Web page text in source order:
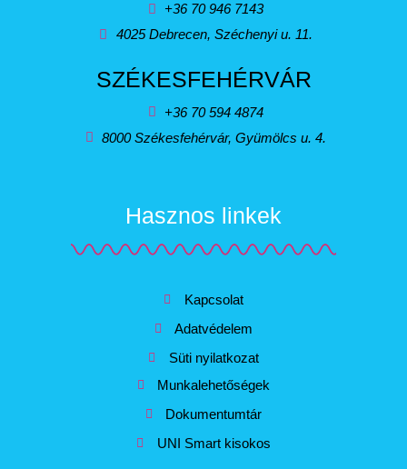
+36 70 946 7143
4025 Debrecen, Széchenyi u. 11.
SZÉKESFEHÉRVÁR
+36 70 594 4874
8000 Székesfehérvár, Gyümölcs u. 4.
Hasznos linkek
Kapcsolat
Adatvédelem
Süti nyilatkozat
Munkalehetőségek
Dokumentumtár
UNI Smart kisokos